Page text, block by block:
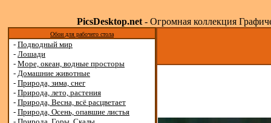
PicsDesktop.net- Огромная коллекция
Обои для рабочего стола
- Подводный мир
- Лошади
- Море, океан, водные просторы
- Домашние животные
- Природа, зима, снег
- Природа, лето, растения
- Природа, Весна, всё расцветает
- Природа, Осень, опавшие листья